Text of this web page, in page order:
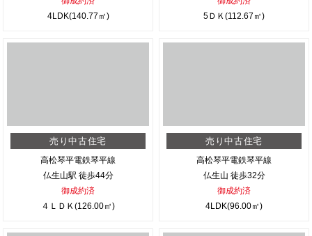
4LDK(140.77㎡)
5ＤＫ(112.67㎡)
売り中古住宅
高松琴平電鉄琴平線
仏生山駅 徒歩44分
御成約済
４ＬＤＫ(126.00㎡)
売り中古住宅
高松琴平電鉄琴平線
仏生山 徒歩32分
御成約済
4LDK(96.00㎡)